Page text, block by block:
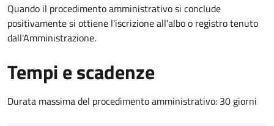
Quando il procedimento amministrativo si conclude
positivamente si ottiene l'iscrizione all'albo o registro tenuto
dall'Amministrazione.
Tempi e scadenze
Durata massima del procedimento amministrativo: 30 giorni